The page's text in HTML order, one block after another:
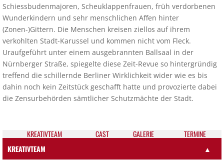
Schiessbudenmajoren, Scheuklappenfrauen, früh verdorbenen
Wunderkindern und sehr menschlichen Affen hinter
(Zonen-)Gittern. Die Menschen kreisen ziellos auf ihrem
verkohlten Stadt-Karussel und kommen nicht vom Fleck.
Uraufgeführt unter einem ausgebrannten Ballsaal in der
Nürnberger Straße, spiegelte diese Zeit-Revue so hintergründig
treffend die schillernde Berliner Wirklichkeit wider wie es bis
dahin noch kein Zeitstück geschafft hatte und provozierte dabei
die Zensurbehörden sämtlicher Schutzmächte der Stadt.
KREATIV­TEAM CAST GALE­RIE
TER­MI­NE
KREATIVTEAM
▲